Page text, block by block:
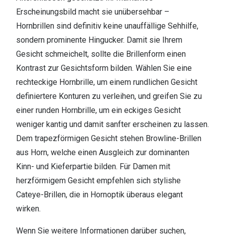
Erscheinungsbild macht sie unübersehbar –
Hornbrillen sind definitiv keine unauffällige Sehhilfe,
sondern prominente Hingucker. Damit sie Ihrem
Gesicht schmeichelt, sollte die Brillenform einen
Kontrast zur Gesichtsform bilden. Wählen Sie eine
rechteckige Hornbrille, um einem rundlichen Gesicht
definiertere Konturen zu verleihen, und greifen Sie zu
einer runden Hornbrille, um ein eckiges Gesicht
weniger kantig und damit sanfter erscheinen zu lassen.
Dem trapezförmigen Gesicht stehen Browline-Brillen
aus Horn, welche einen Ausgleich zur dominanten
Kinn- und Kieferpartie bilden. Für Damen mit
herzförmigem Gesicht empfehlen sich stylishe
Cateye-Brillen, die in Hornoptik überaus elegant
wirken.
Wenn Sie weitere Informationen darüber suchen,